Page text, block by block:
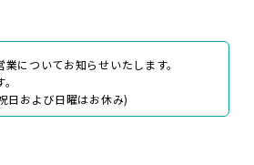
についてお知らせいたします。
日および日曜はお休み)